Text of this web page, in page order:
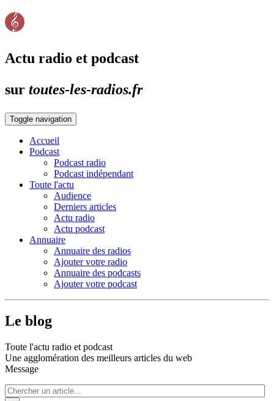
Actu radio et podcast
sur toutes-les-radios.fr
Toggle navigation
Accueil
Podcast
Podcast radio
Podcast indépendant
Toute l'actu
Audience
Derniers articles
Actu radio
Actu podcast
Annuaire
Annuaire des radios
Ajouter votre radio
Annuaire des podcasts
Ajouter votre podcast
Le blog
Toute l'actu radio et podcast
Une agglomération des meilleurs articles du web
Message